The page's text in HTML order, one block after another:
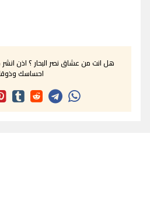
هل انت من عشاق نصر البحار ؟ اذن
احساسك